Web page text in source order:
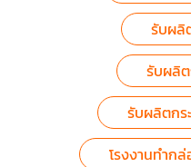
รับผลิ
รับผลิ
รับผลิตก
โรงงานทำก